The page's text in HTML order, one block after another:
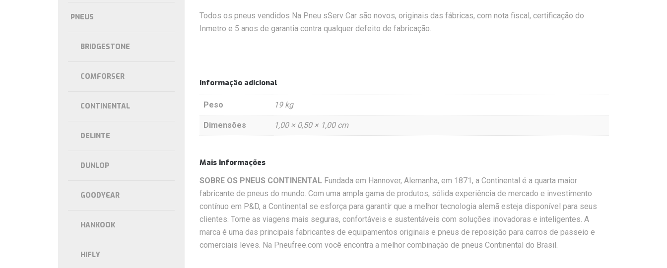
Todos os pneus vendidos Na Pneu sServ Car são novos, originais das fábricas, com nota fiscal, certificação do
Inmetro e 5 anos de garantia contra qualquer defeito de fabricação.
Informação adicional
Peso 19 kg
Dimensões 1,00 × 0,50 × 1,00 cm
Mais Informações
SOBRE OS PNEUS CONTINENTAL Fundada em Hannover, Alemanha, em 1871, a Continental é a quarta maior
fabricante de pneus do mundo. Com uma ampla gama de produtos, sólida experiência de mercado e investimento
contínuo em P&D, a Continental se esforça para garantir que a melhor tecnologia alemã esteja disponível para seus
clientes. Torne as viagens mais seguras, confortáveis ​​e sustentáveis ​​com soluções inovadoras e inteligentes. A
marca é uma das principais fabricantes de equipamentos originais e pneus de reposição para carros de passeio e
comerciais leves. Na Pneufree.com você encontra a melhor combinação de pneus Continental do Brasil.
PNEUS
BRIDGESTONE
COMFORSER
CONTINENTAL
DELINTE
DUNLOP
GOODYEAR
HANKOOK
HIFLY